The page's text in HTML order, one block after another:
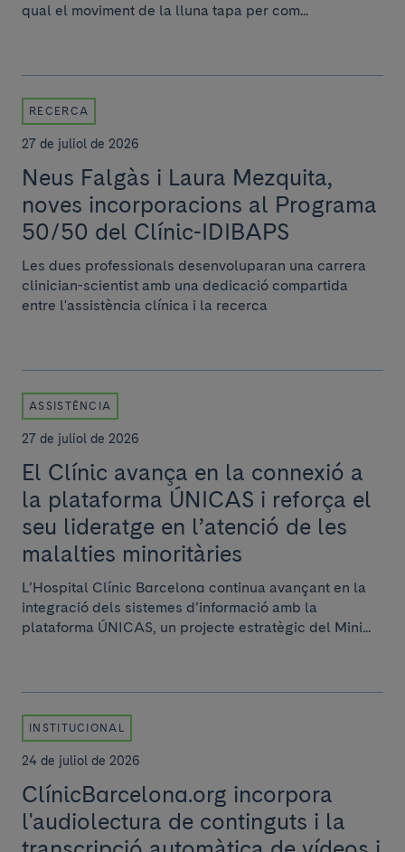
qual el moviment de la lluna tapa per com...
RECERCA
27 de juliol de 2026
Neus Falgàs i Laura Mezquita,
noves incorporacions al Programa
50/50 del Clínic-IDIBAPS
Les dues professionals desenvoluparan una carrera
clinician-scientist amb una dedicació compartida
entre l'assistència clínica i la recerca
ASSISTÈNCIA
27 de juliol de 2026
El Clínic avança en la connexió a
la plataforma ÚNICAS i reforça el
seu lideratge en l’atenció de les
malalties minoritàries
L’Hospital Clínic Barcelona continua avançant en la
integració dels sistemes d’informació amb la
plataforma ÚNICAS, un projecte estratègic del Mini...
INSTITUCIONAL
24 de juliol de 2026
ClínicBarcelona.org incorpora
l'audiolectura de continguts i la